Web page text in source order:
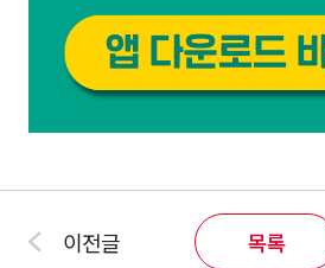
이전글 목록